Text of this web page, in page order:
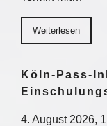
Weiterlesen
Köln-Pass-
4. August 2026,